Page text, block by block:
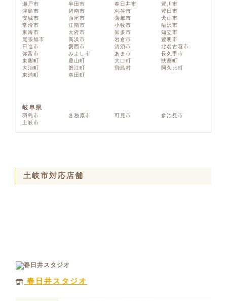
瀬戸市
半田市 春日井市
豊川市
津島市
碧南市 刈谷市
豊田市
安城市
西尾市 蒲郡市
犬山市
常滑市
江南市 小牧市
稲沢市
東海市
大府市 知多市
知立市
尾張旭市
高浜市 岩倉市
豊明市
日進市
愛西市 清須市
北名古屋市
弥富市
みよし市 あま市
長久手市
東郷町
豊山町 大口町
扶桑町
大治町
蟹江町 飛島村
阿久比町
東浦町
幸田町
岐阜県
羽島市 各務原市 可児市
多治見市
土岐市
土岐市対応店舗
春日井スタジオ